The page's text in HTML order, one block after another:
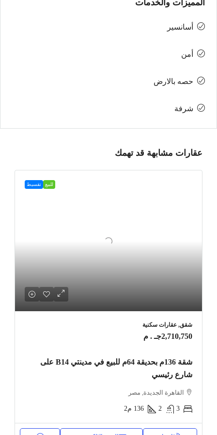
المميزات والخدمات
أسانسير
أمن
حصه بالارض
شرفة
عقارات مشابهة قد تهمك
للبيع تقسيط
شقق, عقارات سكنية
2,710,750جـ . م
شقة 136م بحديقة 64م للبيع في مدينتي B14 على
شارع رئيسي
القاهرة الجديدة, مصر
3
2
136 م2